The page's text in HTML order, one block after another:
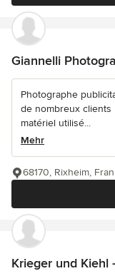
Giannelli
Photographe
de nombreux clients
matériel utilisé...
Mehr
68170, Rixheim,
Krieger und Kiehl